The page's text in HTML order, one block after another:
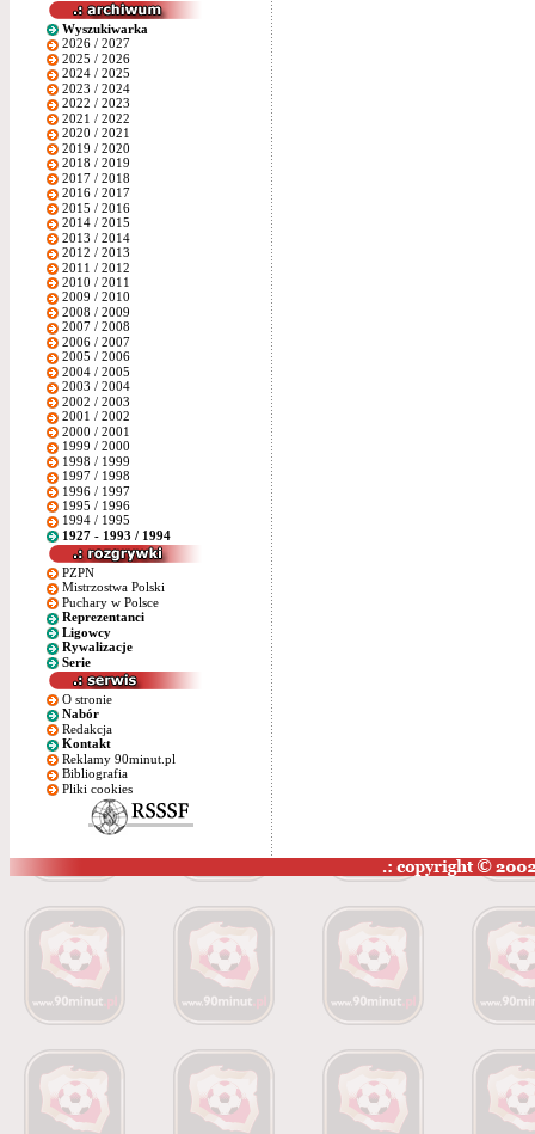
Wyszukiwarka
2026 / 2027
2025 / 2026
2024 / 2025
2023 / 2024
2022 / 2023
2021 / 2022
2020 / 2021
2019 / 2020
2018 / 2019
2017 / 2018
2016 / 2017
2015 / 2016
2014 / 2015
2013 / 2014
2012 / 2013
2011 / 2012
2010 / 2011
2009 / 2010
2008 / 2009
2007 / 2008
2006 / 2007
2005 / 2006
2004 / 2005
2003 / 2004
2002 / 2003
2001 / 2002
2000 / 2001
1999 / 2000
1998 / 1999
1997 / 1998
1996 / 1997
1995 / 1996
1994 / 1995
1927 - 1993 / 1994
PZPN
Mistrzostwa Polski
Puchary w Polsce
Reprezentanci
Ligowcy
Rywalizacje
Serie
O stronie
Nabór
Redakcja
Kontakt
Reklamy 90minut.pl
Bibliografia
Pliki cookies